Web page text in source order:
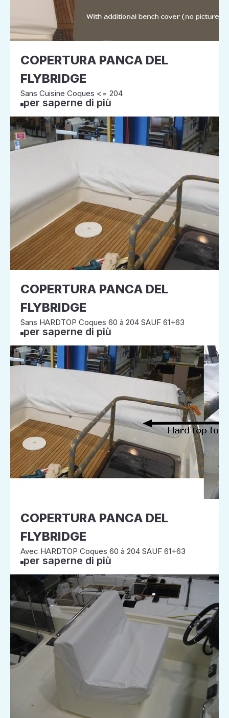
COPERTURA PANCA DEL
FLYBRIDGE
Sans Cuisine Coques <= 204
per saperne di più
COPERTURA PANCA DEL
FLYBRIDGE
Sans HARDTOP Coques 60 à 204 SAUF 61+63
per saperne di più
COPERTURA PANCA DEL
FLYBRIDGE
Avec HARDTOP Coques 60 à 204 SAUF 61+63
per saperne di più